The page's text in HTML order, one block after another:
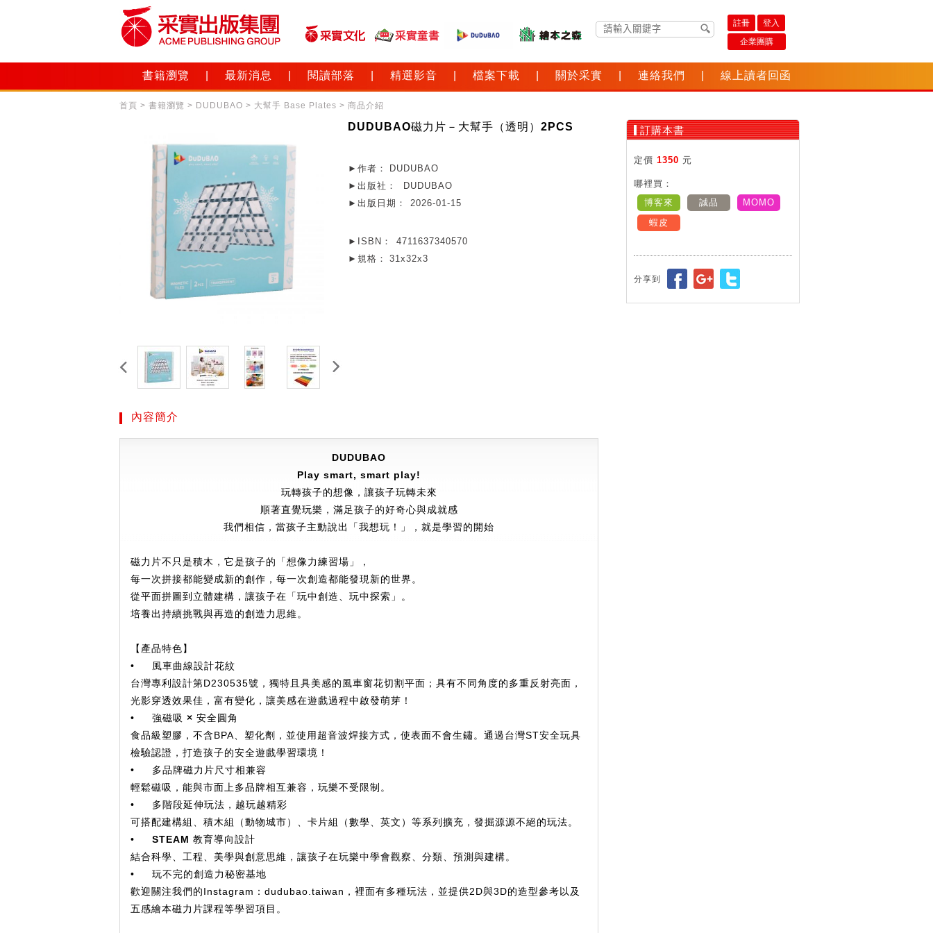
註冊
登入
企業團購
書籍瀏覽 最新消息 閱讀部落 精選影音 檔案下載 關於采實 連絡我們 線上讀者回函
首頁 > 書籍瀏覽 > DUDUBAO > 大幫手 Base Plates > 商品介紹
DUDUBAO磁力片－大幫手（透明）2PCS
►作者：
DUDUBAO
►出版社：
DUDUBAO
►出版日期：
2026-01-15
►ISBN：
4711637340570
►規格：
31x32x3
訂購本書
定價 1350 元
哪裡買：
博客來
誠品
MOMO
蝦皮
分享到
內容簡介
DUDUBAO
Play smart, smart play!
玩轉孩子的想像，讓孩子玩轉未來
順著直覺玩樂，滿足孩子的好奇心與成就感
我們相信，當孩子主動說出「我想玩！」，就是學習的開始
磁力片不只是積木，它是孩子的「想像力練習場」，
每一次拼接都能變成新的創作，每一次創造都能發現新的世界。
從平面拼圖到立體建構，讓孩子在「玩中創造、玩中探索」。
培養出持續挑戰與再造的創造力思維。
【產品特色】
• 風車曲線設計花紋
台灣專利設計第D230535號，獨特且具美感的風車窗花切割平面；具有不同角度的多重反射亮面，
光影穿透效果佳，富有變化，讓美感在遊戲過程中啟發萌芽！
• 強磁吸 × 安全圓角
食品級塑膠，不含BPA、塑化劑，並使用超音波焊接方式，使表面不會生鏽。通過台灣ST安全玩具
檢驗認證，打造孩子的安全遊戲學習環境！
• 多品牌磁力片尺寸相兼容
輕鬆磁吸，能與市面上多品牌相互兼容，玩樂不受限制。
• 多階段延伸玩法，越玩越精彩
可搭配建構組、積木組（動物城市）、卡片組（數學、英文）等系列擴充，發掘源源不絕的玩法。
• STEAM 教育導向設計
結合科學、工程、美學與創意思維，讓孩子在玩樂中學會觀察、分類、預測與建構。
• 玩不完的創造力秘密基地
歡迎關注我們的Instagram：dudubao.taiwan，裡面有多種玩法，並提供2D與3D的造型參考以及
五感繪本磁力片課程等學習項目。